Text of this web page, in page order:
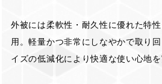
外被には柔軟性・耐久性に優れた特
用。軽量かつ非常にしなやかで取り
イズの低減化により快適な使い心地を